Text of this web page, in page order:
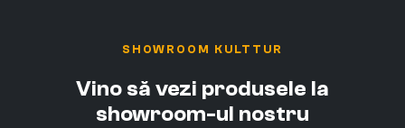
SHOWROOM KULTTUR
Vino să vezi produsele la
showroom-ul nostru